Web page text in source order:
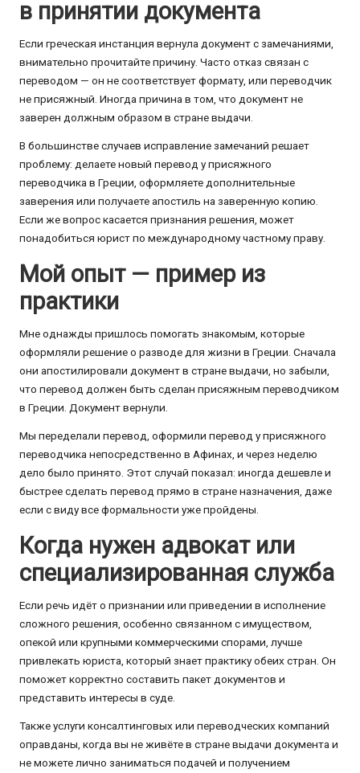
в принятии документа
Если греческая инстанция вернула документ с замечаниями,
внимательно прочитайте причину. Часто отказ связан с
переводом — он не соответствует формату, или переводчик
не присяжный. Иногда причина в том, что документ не
заверен должным образом в стране выдачи.
В большинстве случаев исправление замечаний решает
проблему: делаете новый перевод у присяжного
переводчика в Греции, оформляете дополнительные
заверения или получаете апостиль на заверенную копию.
Если же вопрос касается признания решения, может
понадобиться юрист по международному частному праву.
Мой опыт — пример из
практики
Мне однажды пришлось помогать знакомым, которые
оформляли решение о разводе для жизни в Греции. Сначала
они апостилировали документ в стране выдачи, но забыли,
что перевод должен быть сделан присяжным переводчиком
в Греции. Документ вернули.
Мы переделали перевод, оформили перевод у присяжного
переводчика непосредственно в Афинах, и через неделю
дело было принято. Этот случай показал: иногда дешевле и
быстрее сделать перевод прямо в стране назначения, даже
если с виду все формальности уже пройдены.
Когда нужен адвокат или
специализированная служба
Если речь идёт о признании или приведении в исполнение
сложного решения, особенно связанном с имуществом,
опекой или крупными коммерческими спорами, лучше
привлекать юриста, который знает практику обеих стран. Он
поможет корректно составить пакет документов и
представить интересы в суде.
Также услуги консалтинговых или переводческих компаний
оправданы, когда вы не живёте в стране выдачи документа и
не можете лично заниматься подачей и получением